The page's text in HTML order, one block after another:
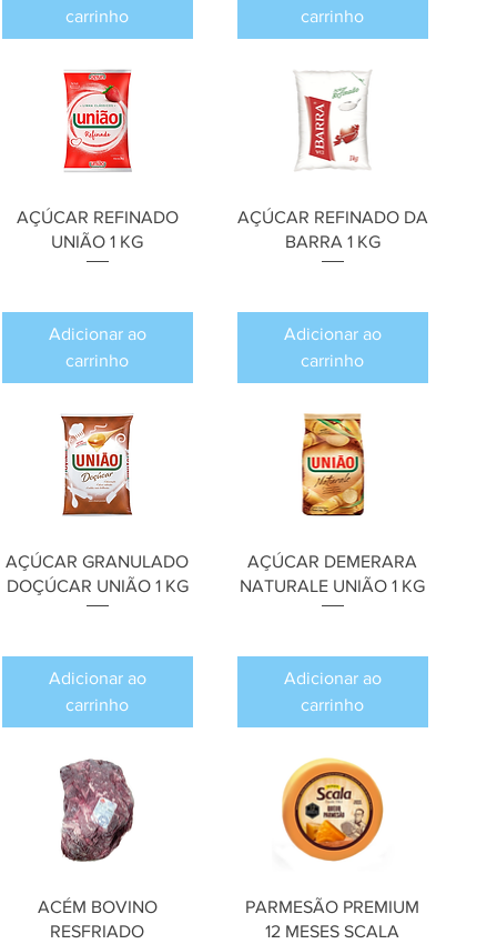
carrinho
carrinho
AÇÚCAR REFINADO
UNIÃO 1 KG
Adicionar ao
carrinho
AÇÚCAR REFINADO DA
BARRA 1 KG
Adicionar ao
carrinho
AÇÚCAR GRANULADO
DOÇÚCAR UNIÃO 1 KG
Adicionar ao
carrinho
AÇÚCAR DEMERARA
NATURALE UNIÃO 1 KG
Adicionar ao
carrinho
ACÉM BOVINO
RESFRIADO
PARMESÃO PREMIUM
12 MESES SCALA